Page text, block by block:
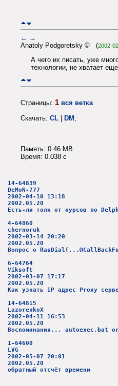
← →
Anatoly Podgoretsky © (2002-
А чего их писать, уже
технологии, не хватает еще
Страницы: 1 вся ветка
Скачать: CL | DM;
Память: 0.46 MB
Время: 0.038 c
14-64839
DeMoN-777
2002-04-10 13:18
2002.05.20
Есть-ли толк от курсов по
4-64860
chernoruk
2002-03-14 20:20
2002.05.20
Вопрос о
6-64764
Viksoft
2002-03-07 17:17
2002.05.20
Как узнать IP адрес Proxy
14-64815
LazorenkoX
2002-04-11 16:53
2002.05.20
Воспоминания... autoexec.bat
1-64600
LVG
2002-05-07 20:01
2002.05.20
обратный отсчёт времени